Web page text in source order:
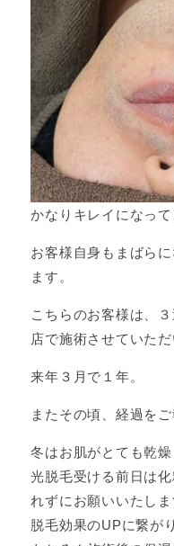
かなりキレイになって
お客様自身もまばら
ます。
こちらのお客様は、
店で施術させていただ
来年３月で１年。
またその頃、経過を
冬はお肌がとても乾燥
光脱毛受ける前日は
れずにお願いいたしま
脱毛効果のUPに繋が